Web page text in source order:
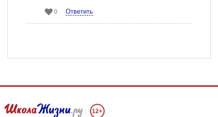
0 Ответить
12+